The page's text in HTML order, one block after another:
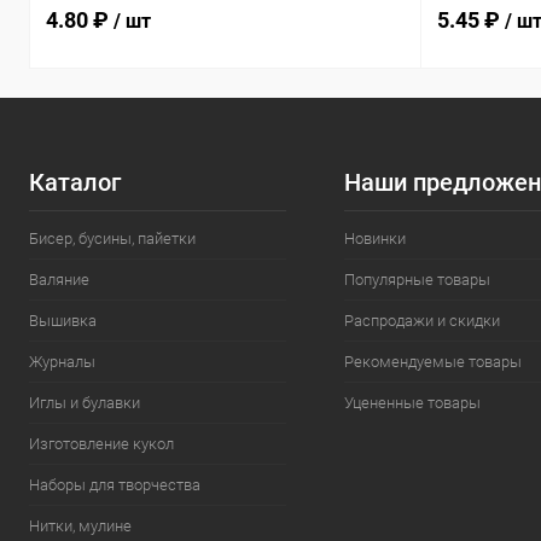
4.80 ₽ / шт 5.45 ₽ / шт
Каталог
Бисер, бусины, пайетки
Валяние
Вышивка
Журналы
Иглы и булавки
Изготовление кукол
Наборы для творчества
Нитки, мулине
Наши
Новинки
Популярные товары
Распродажи и скидки
Рекомендуемые товары
Уцененные товары